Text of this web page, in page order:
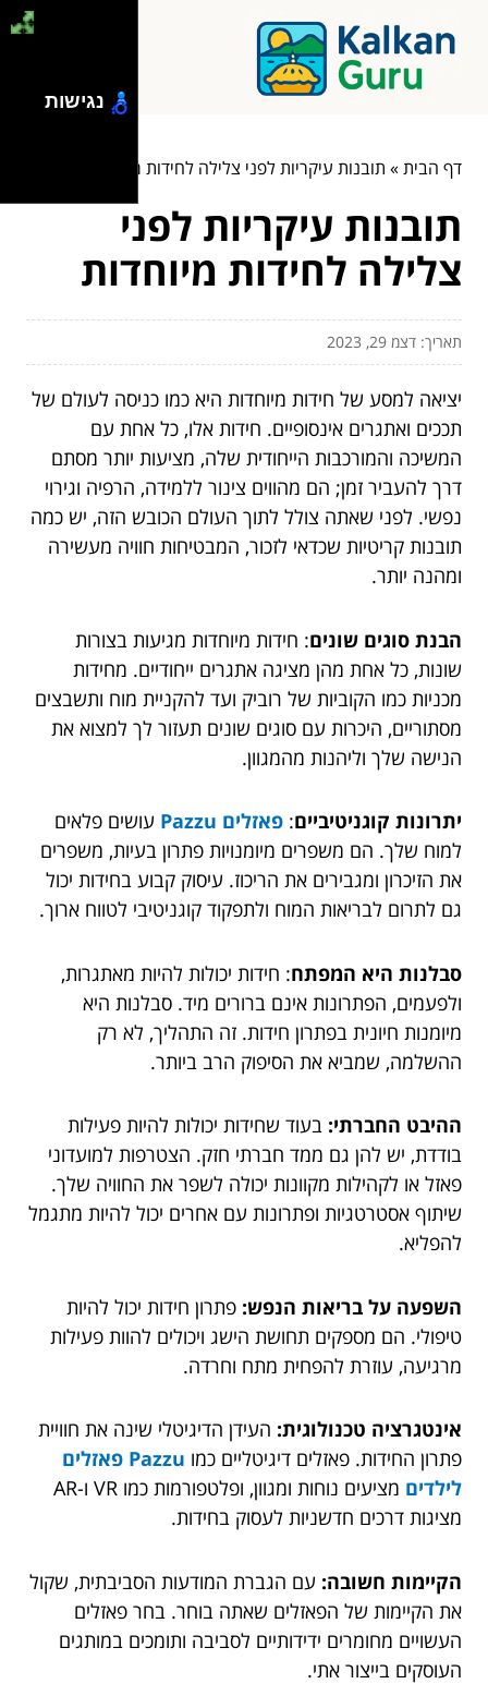
דף הבית» תובנות עיקריות לפני צלילה לחידות מיוחדות
תובנות עיקריות לפני
צלילה לחידות מיוחדות
תאריך: דצמ 29, 2023
יציאה למסע של חידות מיוחדות היא כמו כניסה לעולם של
תככים ואתגרים אינסופיים. חידות אלו, כל אחת עם
המשיכה והמורכבות הייחודית שלה, מציעות יותר מסתם
דרך להעביר זמן; הם מהווים צינור ללמידה, הרפיה וגירוי
נפשי. לפני שאתה צולל לתוך העולם הכובש הזה, יש כמה
תובנות קריטיות שכדאי לזכור, המבטיחות חוויה מעשירה
ומהנה יותר.
הבנת סוגים שונים: חידות מיוחדות מגיעות בצורות
שונות, כל אחת מהן מציגה אתגרים ייחודיים. מחידות
מכניות כמו הקוביות של רוביק ועד להקניית מוח ותשבצים
מסתוריים, היכרות עם סוגים שונים תעזור לך למצוא את
הנישה שלך וליהנות מהמגוון.
יתרונות קוגניטיביים: פאזלים Pazzu
עושים פלאים
למוח שלך. הם משפרים מיומנויות פתרון בעיות, משפרים
את הזיכרון ומגבירים את הריכוז. עיסוק קבוע בחידות יכול
גם לתרום לבריאות המוח ולתפקוד קוגניטיבי לטווח ארוך.
סבלנות היא המפתח: חידות יכולות להיות מאתגרות,
ולפעמים, הפתרונות אינם ברורים מיד. סבלנות היא
מיומנות חיונית בפתרון חידות. זה התהליך, לא רק
ההשלמה, שמביא את הסיפוק הרב ביותר.
ההיבט החברתי: בעוד שחידות יכולות להיות פעילות
בודדת, יש להן גם ממד חברתי חזק. הצטרפות למועדוני
פאזל או לקהילות מקוונות יכולה לשפר את החוויה שלך.
שיתוף אסטרטגיות ופתרונות עם אחרים יכול להיות מתגמל
להפליא.
השפעה על בריאות הנפש: פתרון חידות יכול להיות
טיפולי. הם מספקים תחושת הישג ויכולים להוות פעילות
מרגיעה, עוזרת להפחית מתח וחרדה.
אינטגרציה טכנולוגית: העידן הדיגיטלי שינה את חוויית
פתרון החידות. פאזלים דיגיטליים כמו
Pazzu פאזלים
לילדים
מציעים נוחות ומגוון, ופלטפורמות כמו VR ו-AR
מציגות דרכים חדשניות לעסוק בחידות.
הקיימות חשובה: עם הגברת המודעות הסביבתית, שקול
את הקיימות של הפאזלים שאתה בוחר. בחר פאזלים
העשויים מחומרים ידידותיים לסביבה ותומכים במותגים
העוסקים בייצור אתי.
נגישות